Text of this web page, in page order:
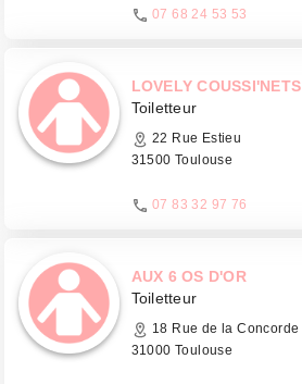
07 68 24 53 53
LOVELY COUSSI'NETS
Toiletteur
22 Rue Estieu
31500 Toulouse
07 83 32 97 76
AUX 6 OS D'OR
Toiletteur
18 Rue de la Concorde
31000 Toulouse